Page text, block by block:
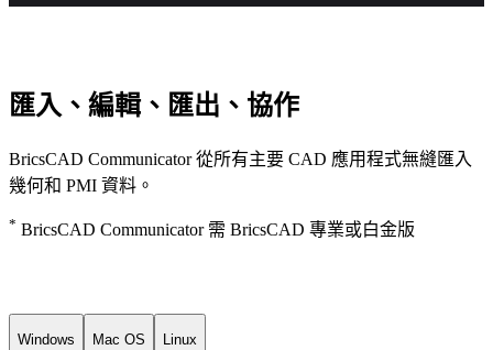
匯入、編輯、匯出、協作
BricsCAD Communicator 從所有主要 CAD 應用程式無縫匯入
幾何和 PMI 資料。
* BricsCAD Communicator 需 BricsCAD 專業或白金版
Windows Mac OS Linux